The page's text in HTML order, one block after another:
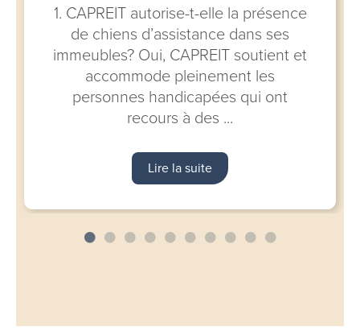
1. CAPREIT autorise-t-elle la présence
de chiens d’assistance dans ses
immeubles? Oui, CAPREIT soutient et
accommode pleinement les
personnes handicapées qui ont
recours à des ...
Lire la suite